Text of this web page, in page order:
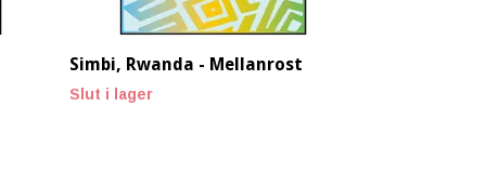
Simbi, Rwanda - Mellanrost
Slut i lager